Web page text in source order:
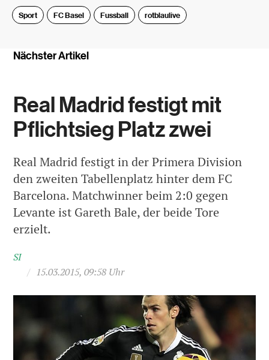
Sport FC Basel Fussball rotblaulive
Nächster Artikel
Real Madrid festigt mit
Pflichtsieg Platz zwei
Real Madrid festigt in der Primera Division
den zweiten Tabellenplatz hinter dem FC
Barcelona. Matchwinner beim 2:0 gegen
Levante ist Gareth Bale, der beide Tore
erzielt.
SI
/ 15.03.2015, 09:58 Uhr